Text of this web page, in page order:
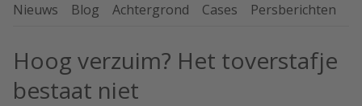
Nieuws
Blog Achtergrond Cases Persberichten
Hoog verzuim? Het toverstafje
bestaat niet